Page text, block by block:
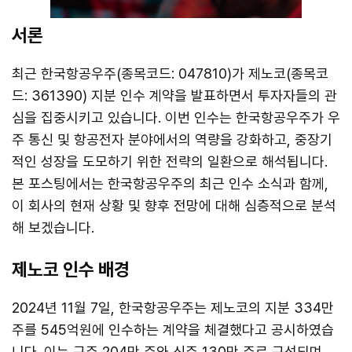
서론
최근 한국항공우주(종목코드: 047810)가 제노코(종목코
드: 361390) 지분 인수 계약을 발표하면서 투자자들의 관
심을 집중시키고 있습니다. 이번 인수는 한국항공우주가 우
주 통신 및 항공전자 분야에서의 역량을 강화하고, 중장기
적인 성장을 도모하기 위한 전략의 일환으로 해석됩니다.
본 포스팅에서는 한국항공우주의 최근 인수 소식과 함께,
이 회사의 현재 상황 및 향후 전망에 대해 심층적으로 분석
해 보겠습니다.
제노코 인수 배경
2024년 11월 7일, 한국항공우주는 제노코의 지분 334만
주를 545억원에 인수하는 계약을 체결했다고 공시하였습